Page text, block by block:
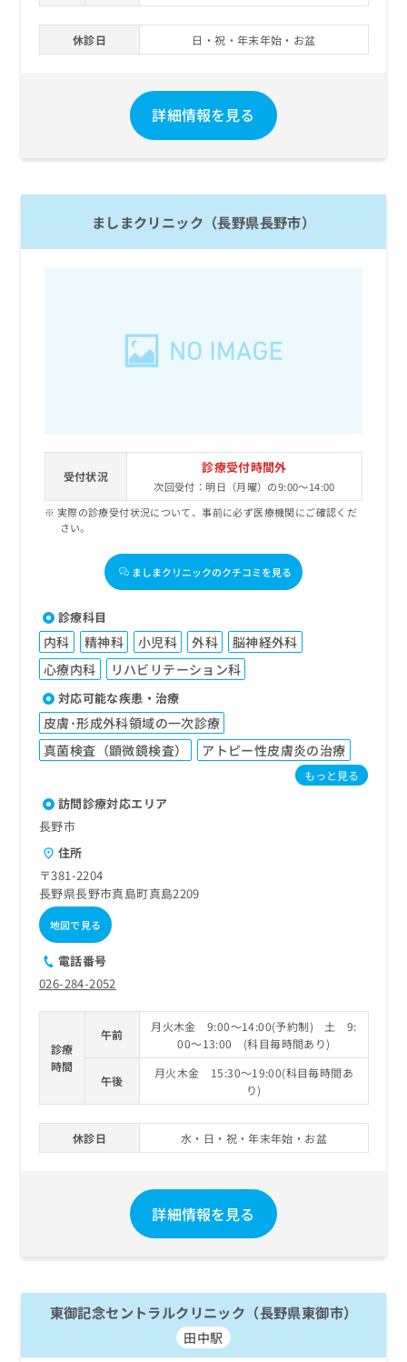
休診日 日・祝・年末年始・お盆
詳細情報を見る
ましまクリニック（長野県長野市）
受付状況
診療受付時間外
次回受付：明日（月曜）の9:00～14:00
実際の診療受付状況について、事前に必ず医療機関にご確認くだ
さい。
ましまクリニックのクチコミを見る
診療科目
内科 精神科 小児科 外科
脳神経外科
心療内科
リハビリテーション科
対応可能な疾患・治療
皮膚･形成外科領域の一次診療
真菌検査（顕微鏡検査）
アトピー性皮膚炎の治療
もっと見る
訪問診療対応エリア
長野市
住所
〒381-2204
長野県長野市真島町真島2209
地図で見る
電話番号
026-284-2052
診療
時間
午前
月火木金 9:00～14:00(予約制) 土 9:
00～13:00 (科目毎時間あり)
午後
月火木金 15:30～19:00(科目毎時間あ
り)
休診日 水・日・祝・年末年始・お盆
詳細情報を見る
東御記念セントラルクリニック（長野県東御市）
田中駅